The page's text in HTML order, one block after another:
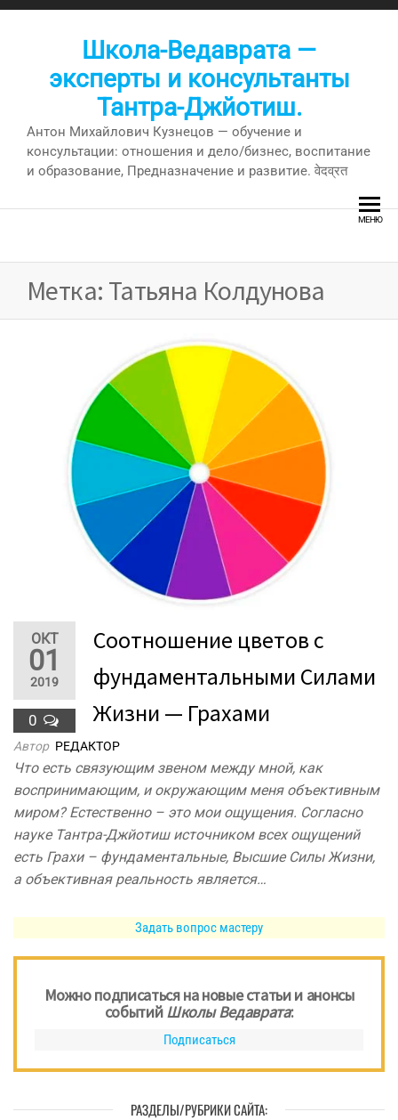
Перейти
Школа-Ведаврата —
эксперты и консультанты
Тантра-Джйотиш.
Антон Михайлович Кузнецов — обучение и
консультации: отношения и дело/бизнес, воспитание
и образование, Предназначение и развитие. वेदव्रत
МЕНЮ
Метка: Татьяна Колдунова
ОКТ
01
2019
0
Соотношение цветов с
фундаментальными Силами
Жизни — Грахами
Автор РЕДАКТОР
Что есть связующим звеном между мной, как
воспринимающим, и окружающим меня объективным
миром? Естественно – это мои ощущения. Согласно
науке Тантра-Джйотиш источником всех ощущений
есть Грахи – фундаментальные, Высшие Силы Жизни,
а объективная реальность является…
Задать вопрос мастеру
Можно подписаться на новые статьи и анонсы
событий Школы Ведаврата:
Подписаться
РАЗДЕЛЫ/РУБРИКИ САЙТА: